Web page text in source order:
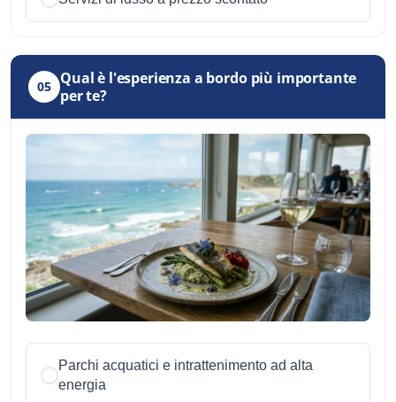
05 Qual è l'esperienza a bordo più importante
per te?
Parchi acquatici e intrattenimento ad alta
energia